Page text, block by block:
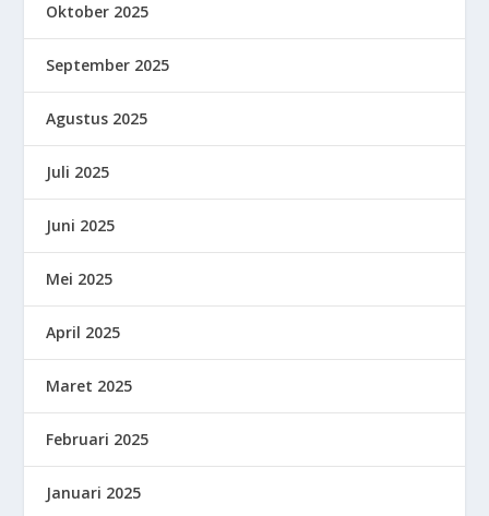
Oktober 2025
September 2025
Agustus 2025
Juli 2025
Juni 2025
Mei 2025
April 2025
Maret 2025
Februari 2025
Januari 2025